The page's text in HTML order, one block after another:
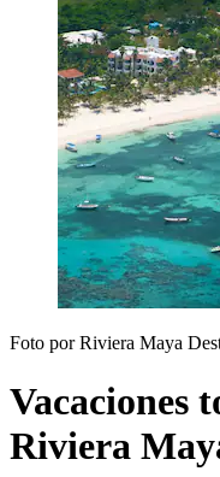
Foto por Riviera Maya
Vacaciones
Riviera